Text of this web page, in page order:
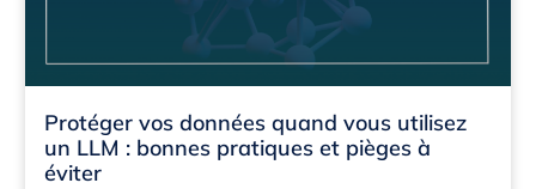
Protéger vos données quand vous utilisez
un LLM : bonnes pratiques et pièges à
éviter